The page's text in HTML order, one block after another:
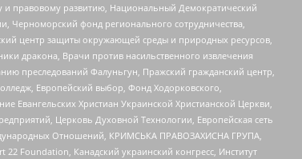
правовому развитию, Национальный Демократический
Черноморский фонд регионального сотрудничества,
центр защиты окружающей среды и природных ресурсов,
дракона, Врачи против насильственного извлечения
преследований Фалуньгун, Пражский гражданский центр,
Европейский выбор, Фонд Ходорковского,
Евангельских Христиан Украинской Христианской Церкви,
Церковь Духовной Технологии, Европейская сеть
Отношений, КРИМСЬКА ПРАВОЗАХИСНА ГРУПА,
Foundation, Канадский украинский конгресс, Институт